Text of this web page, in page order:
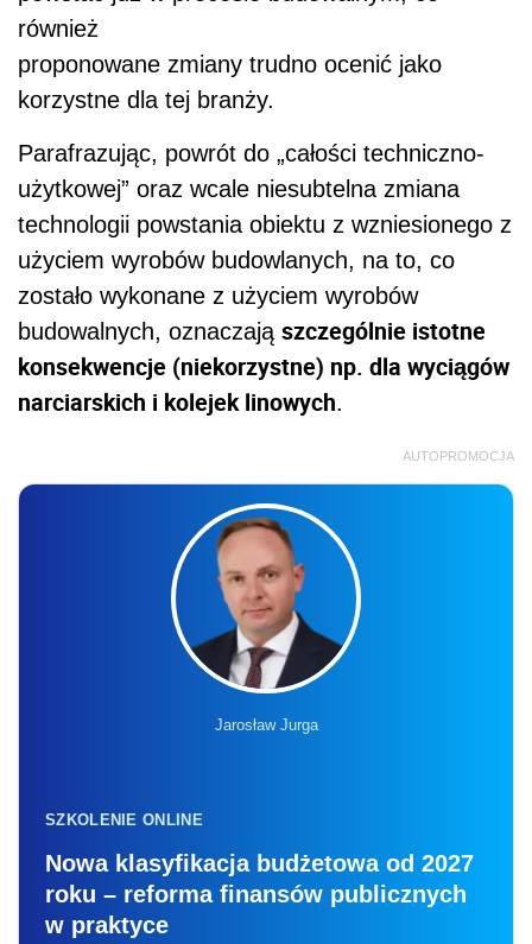
również
proponowane zmiany trudno ocenić jako
korzystne dla tej branży.
Parafrazując, powrót do „całości techniczno-
użytkowej” oraz wcale niesubtelna zmiana
technologii powstania obiektu z wzniesionego z
użyciem wyrobów budowlanych, na to, co
zostało wykonane z użyciem wyrobów
budowalnych, oznaczają szczególnie istotne
konsekwencje (niekorzystne) np. dla wyciągów
narciarskich i kolejek linowych.
AUTOPROMOCJA
Jarosław Jurga
SZKOLENIE ONLINE
Nowa klasyfikacja budżetowa od 2027
roku – reforma finansów publicznych
w praktyce